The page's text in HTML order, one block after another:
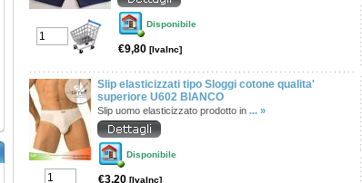
Disponibile
€9,80 [IvaInc]
Slip elasticizzati tipo Sloggi cotone qualita'
superiore U602 BIANCO
Slip uomo elasticizzato prodotto in ... »
Disponibile
€3,20 [IvaInc]